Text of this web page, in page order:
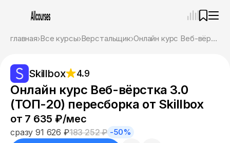
главная Все курсы Верстальщик Онлайн курс Веб-вёрстка 3.0 (ТОП-20) пересборка от Skillbox
Skillbox 4.9
Онлайн курс Веб-вёрстка 3.0
(ТОП-20) пересборка от Skillbox
от 7 635 ₽/мес
сразу 91 626 ₽183 252 ₽ -50%
Ассистент
Привет! Я Ваш карьерный навигатор. Подберу
курсы, которые соответствует именно вашим
целям.
Пожалуйста, ответьте на несколько вопросов,
чтобы начать.
Приступим?